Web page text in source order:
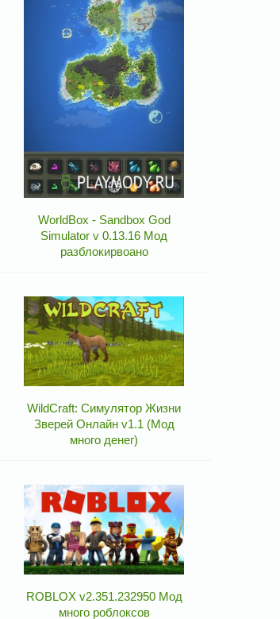
WorldBox - Sandbox God
Simulator v 0.13.16 Мод
разблокирвоано
WildCraft: Симулятор Жизни
Зверей Онлайн v1.1 (Мод
много денег)
ROBLOX v2.351.232950 Мод
много роблоксов